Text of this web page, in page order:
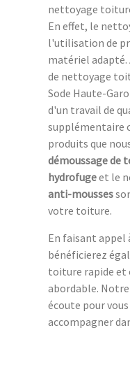
nettoyage
En effet, le
l'utilisation de
matériel adapté.
de nettoyage
Sode Haute-
d'un travail de
supplémentaire
produits que
démoussage de
hydrofugeet le
anti-mousses
votre toiture.
En faisant appel
bénéficierez
toiture rapide et
abordable.
écoute pour
accompagner